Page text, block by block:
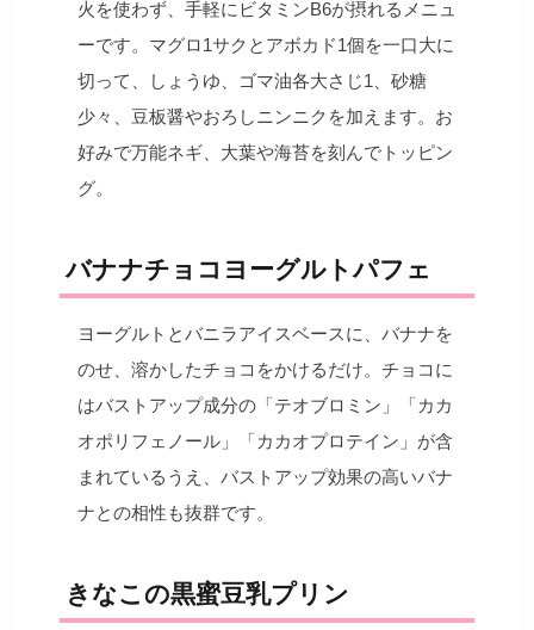
火を使わず、手軽にビタミンB6が摂れるメニュ
ーです。マグロ1サクとアボカド1個を一口大に
切って、しょうゆ、ゴマ油各大さじ1、砂糖
少々、豆板醤やおろしニンニクを加えます。お
好みで万能ネギ、大葉や海苔を刻んでトッピン
グ。
バナナチョコヨーグルトパフェ
ヨーグルトとバニラアイスベースに、バナナを
のせ、溶かしたチョコをかけるだけ。チョコに
はバストアップ成分の「テオブロミン」「カカ
オポリフェノール」「カカオプロテイン」が含
まれているうえ、バストアップ効果の高いバナ
ナとの相性も抜群です。
きなこの黒蜜豆乳プリン